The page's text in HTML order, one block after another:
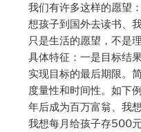
我们有许多这样的愿望
想孩子到国外去读书、
只是生活的愿望，不是
具体特征：一是目标结
实现目标的最后期限。
度量性和时间性。如下
年后成为百万富翁、我
我想每月给孩子存500